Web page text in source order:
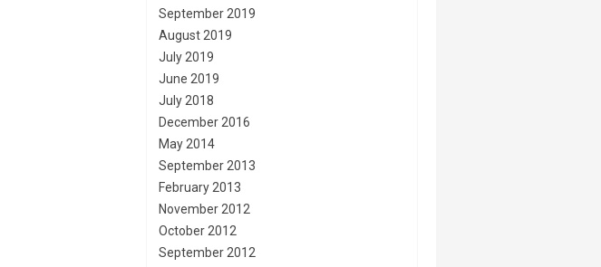
September 2019
August 2019
July 2019
June 2019
July 2018
December 2016
May 2014
September 2013
February 2013
November 2012
October 2012
September 2012